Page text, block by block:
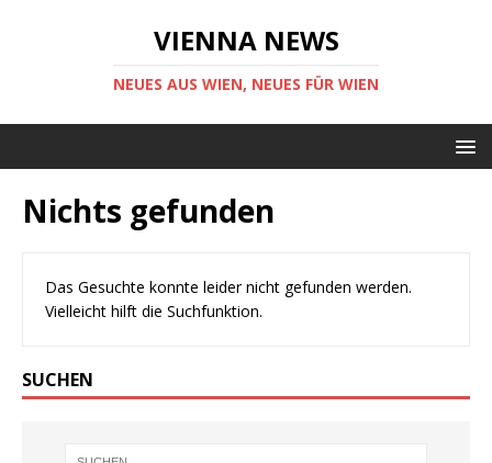
VIENNA NEWS
NEUES AUS WIEN, NEUES FÜR WIEN
Nichts gefunden
Das Gesuchte konnte leider nicht gefunden werden.
Vielleicht hilft die Suchfunktion.
SUCHEN